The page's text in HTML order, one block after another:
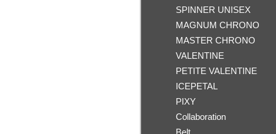
SPINNER UNISEX
MAGNUM CHRONO
MASTER CHRONO
VALENTINE
PETITE VALENTINE
ICEPETAL
PIXY
Collaboration
Belt